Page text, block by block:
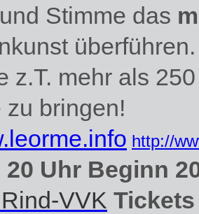
Stimme das
z.T. mehr als
bringen!
http://
20 Uhr Beginn
VVK